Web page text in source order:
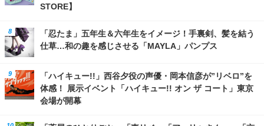
STORE】
「忍たま」五年生＆六年生をイメージ！手裏剣、髪を結う
仕草…和の趣を感じさせる「MAYLA」パンプス
「ハイキュー!!」西谷夕役の声優・岡本信彦が”リベロ”を
体感！ 展示イベント「ハイキュー!! オン ザ コート」東京
会場が開幕